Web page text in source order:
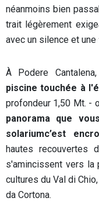
néanmoins bien
trait légèrement
avec un silence et une
À Podere
piscine touchée à
profondeur 1,50 Mt. -
panorama que
solariumc’est
hautes recouvertes
s'amincissent vers
cultures du Val di
da Cortona.